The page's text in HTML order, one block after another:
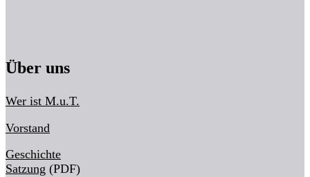
Über uns
Wer ist M.u.T.
Vorstand
Geschichte
Satzung (PDF)